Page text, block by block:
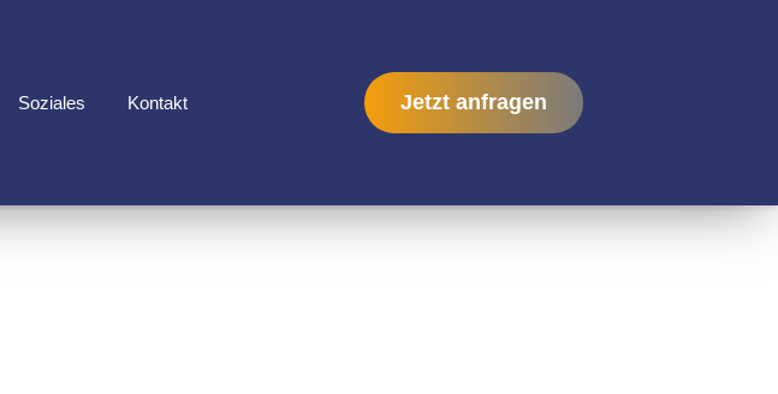
Soziales Kontakt Jetzt anfragen